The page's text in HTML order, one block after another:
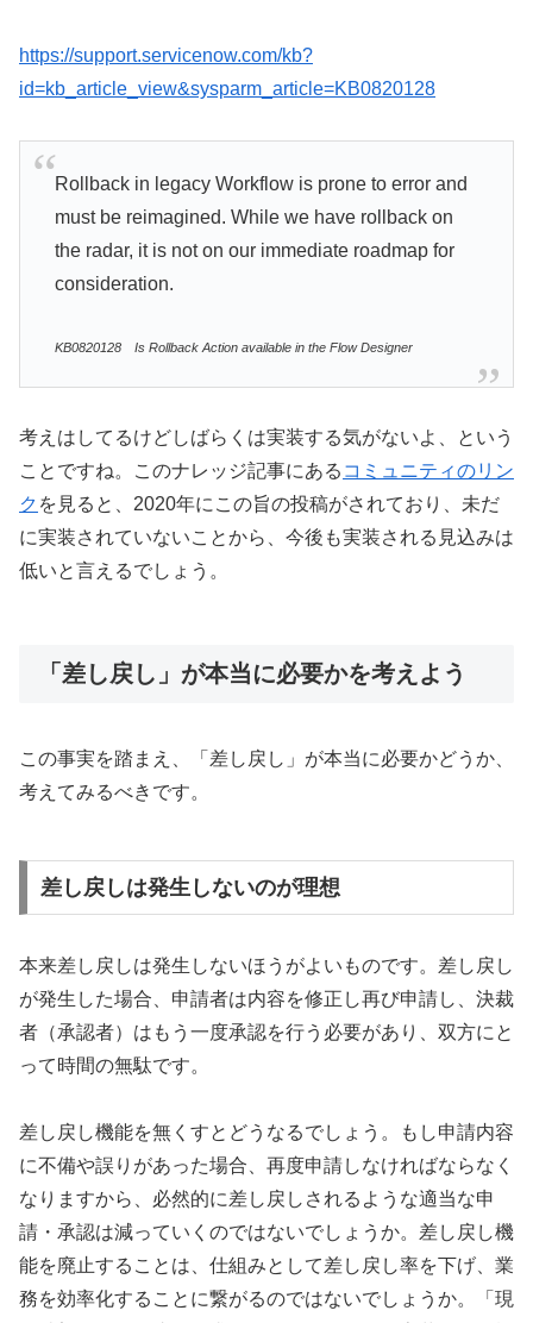
https://support.servicenow.com/kb?
id=kb_article_view&sysparm_article=KB0820128
Rollback in legacy Workflow is prone to error and
must be reimagined. While we have rollback on
the radar, it is not on our immediate roadmap for
consideration.
KB0820128 Is Rollback Action available in the Flow Designer
考えはしてるけどしばらくは実装する気がないよ、という
ことですね。このナレッジ記事にある コミュニティのリン
ク を見ると、2020年にこの旨の投稿がされており、未だ
に実装されていないことから、今後も実装される見込みは
低いと言えるでしょう。
「差し戻し」が本当に必要かを考えよう
この事実を踏まえ、「差し戻し」が本当に必要かどうか、
考えてみるべきです。
差し戻しは発生しないのが理想
本来差し戻しは発生しないほうがよいものです。差し戻し
が発生した場合、申請者は内容を修正し再び申請し、決裁
者（承認者）はもう一度承認を行う必要があり、双方にと
って時間の無駄です。
差し戻し機能を無くすとどうなるでしょう。もし申請内容
に不備や誤りがあった場合、再度申請しなければならなく
なりますから、必然的に差し戻しされるような適当な申
請・承認は減っていくのではないでしょうか。差し戻し機
能を廃止することは、仕組みとして差し戻し率を下げ、業
務を効率化することに繋がるのではないでしょうか。「現